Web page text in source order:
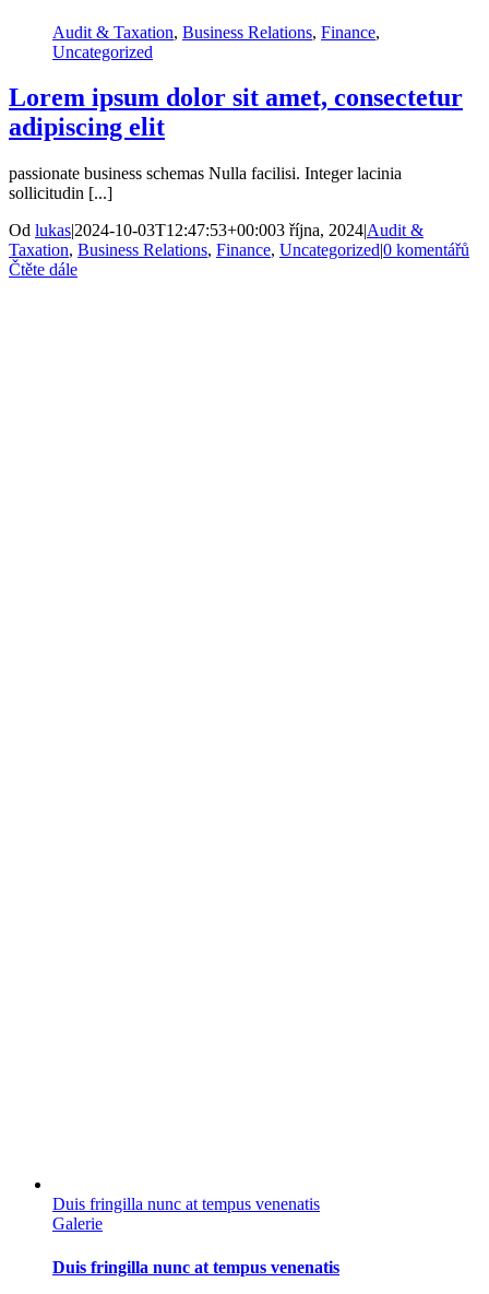
Audit & Taxation, Business Relations, Finance,
Uncategorized
Lorem ipsum dolor sit amet, consectetur
adipiscing elit
passionate business schemas Nulla facilisi. Integer lacinia
sollicitudin [...]
Od lukas|2024-10-03T12:47:53+00:003 října, 2024|Audit &
Taxation, Business Relations, Finance, Uncategorized|0 komentářů
Čtěte dále
Duis fringilla nunc at tempus venenatis
Galerie
Duis fringilla nunc at tempus venenatis